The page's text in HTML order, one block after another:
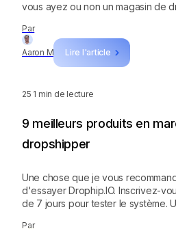
Par
Aaron M Lire l'article
vous ayez ou non un magasin de
Dropship.IO. Suivez les instructions
précédemment pour trouver des
gagnants et à forte marge pour
25 1 min de lecture
Par
9 meilleurs produits en
dropshipper
Une chose que je vous
d'essayer Drophip.IO. Inscrivez-
de 7 jours pour tester le système.